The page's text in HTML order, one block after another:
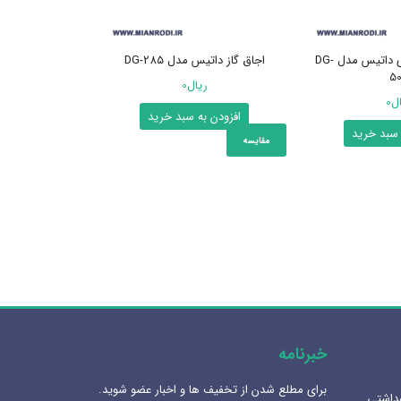
اجاق گاز شیشه ای داتیس مدل DG-
0
سبد خرید
اجاق گاز داتیس مدل DG-285
ریال0
افزودن به سبد خرید
مقایسه
خبرنامه
برای مطلع شدن از تخفیف ها و اخبار عضو شوید.